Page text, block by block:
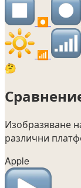
⏺️
📶
🤔
Изобразяване
различни
Apple